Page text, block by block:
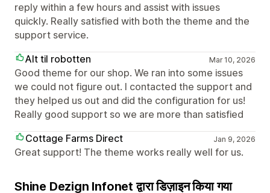
reply within a few hours and assist with issues
quickly. Really satisfied with both the theme and the
support service.
Alt til robotten
Mar 10, 2026
Good theme for our shop. We ran into some issues
we could not figure out. I contacted the support and
they helped us out and did the configuration for us!
Really good support so we are more than satisfied
Cottage Farms Direct
Jan 9, 2026
Great support! The theme works really well for us.
Shine Dezign Infonet द्वारा डिज़ाइन किया गया